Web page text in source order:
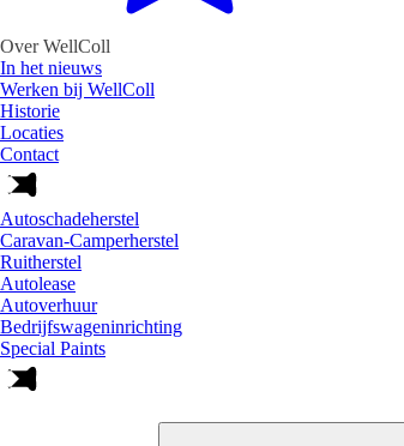
Over WellColl
In het nieuws
Werken bij WellColl
Historie
Locaties
Contact
Autoschadeherstel
Caravan-Camperherstel
Ruitherstel
Autolease
Autoverhuur
Bedrijfswageninrichting
Special Paints